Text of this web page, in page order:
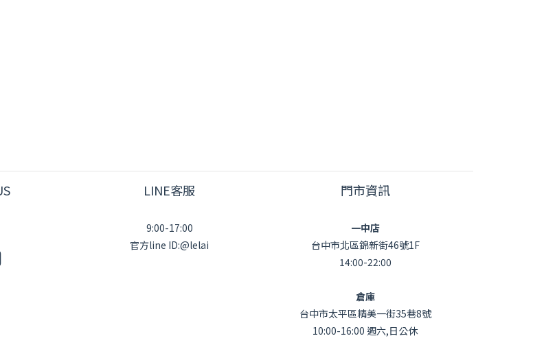
LINE客服
9:00-17:00
官方line ID:@lelai
門市資訊
一中店
台中市北區錦新街46號1F
14:00-22:00
倉庫
台中市太平區精美一街35巷8號
10:00-16:00 週六,日公休